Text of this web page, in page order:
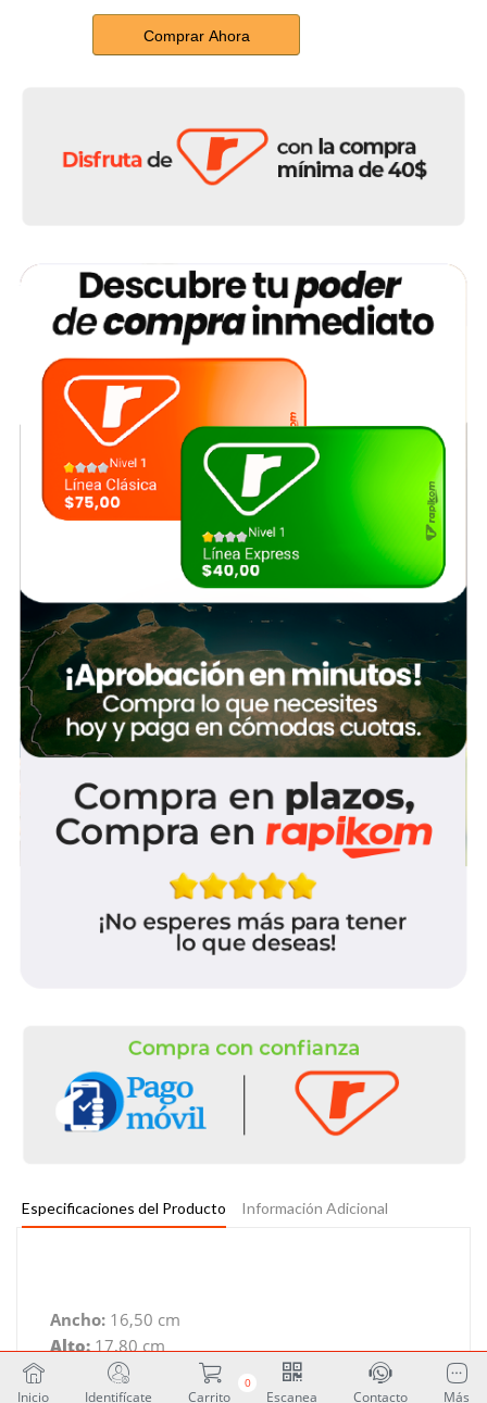
Comprar Ahora
Especificaciones del Producto Información Adicional
Ancho: 16,50 cm
Alto:17,80 cm
Profundidad:
12,00 cm
Peso:0,27 Kg
Inicio Identifícate
0
Carrito Escanea Contacto Más